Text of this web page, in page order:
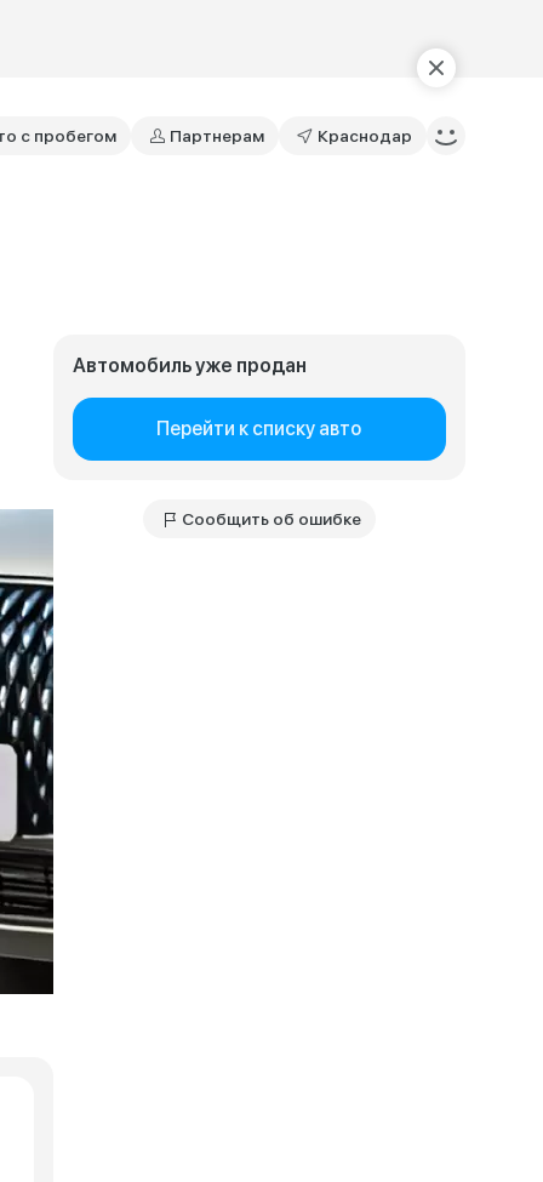
с пробегом Партнерам Краснодар
Автомобиль уже продан
Перейти к списку авто
Сообщить об ошибке